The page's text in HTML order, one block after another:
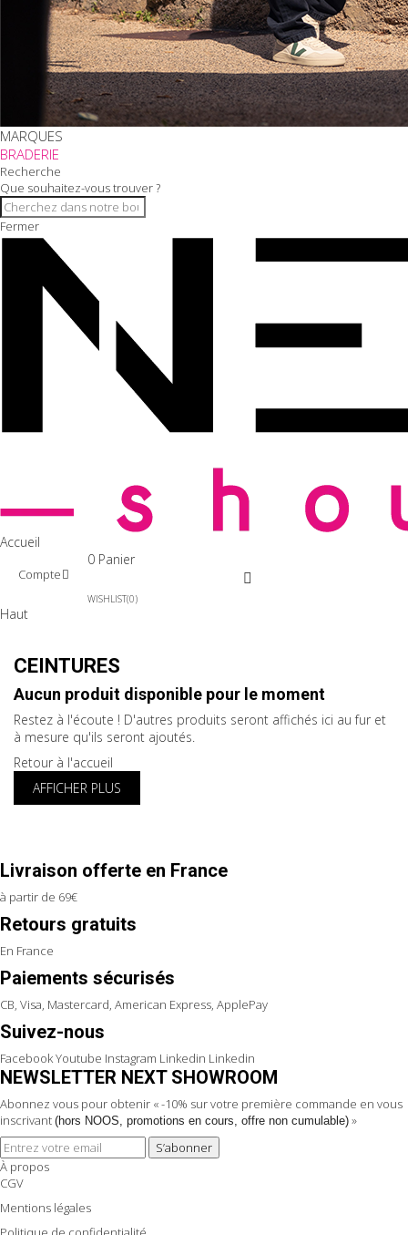
MARQUES
BRADERIE
Recherche
Que souhaitez-vous trouver ?
Fermer
Accueil
Compte
0 Panier
WISHLIST 0
Haut
CEINTURES
Aucun produit disponible pour le moment
Restez à l'écoute ! D'autres produits seront affichés ici au fur et
à mesure qu'ils seront ajoutés.
Retour à l'accueil
AFFICHER PLUS
Livraison offerte en France
à partir de 69€
Retours gratuits
En France
Paiements sécurisés
CB, Visa, Mastercard, American Express, ApplePay
Suivez-nous
FacebookYoutube Instagram Linkedin Linkedin
NEWSLETTER NEXT SHOWROOM
Abonnez vous pour obtenir « -10% sur votre première commande en vous
inscrivant (hors NOOS, promotions en cours, offre non cumulable) »
S’abonner
À propos
CGV
Mentions légales